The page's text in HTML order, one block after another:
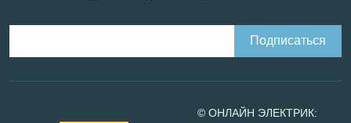
© ОНЛАЙН ЭЛЕКТРИК: